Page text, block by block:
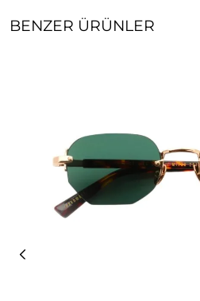
BENZER ÜRÜNLER